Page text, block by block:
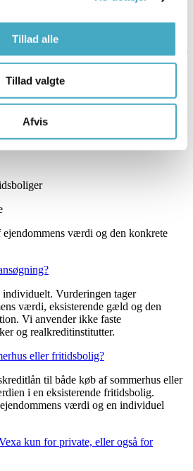
Tillad alle
Tillad valgte
Afvis
eller lån trods RKI.
lån med pant i fast ejendom. Vi tilbyder
andre former for lån uden sikkerhed.
værdi og den konkrete
Vurderingen tager
værdi, eksisterende gæld og den
Vi anvender ikke faste
og realkreditinstitutter.
eller fritidsbolig?
til både køb af sommerhus eller
i en eksisterende fritidsbolig.
værdi og en individuel
kun for private, eller også for